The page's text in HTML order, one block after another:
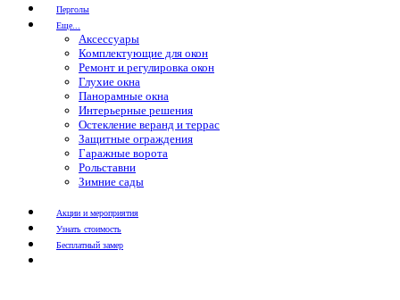
Перголы
Еще...
Аксессуары
Комплектующие для окон
Ремонт и регулировка окон
Глухие окна
Панорамные окна
Интерьерные решения
Остекление веранд и террас
Защитные ограждения
Гаражные ворота
Рольставни
Зимние сады
Акции и мероприятия
Узнать стоимость
Бесплатный замер